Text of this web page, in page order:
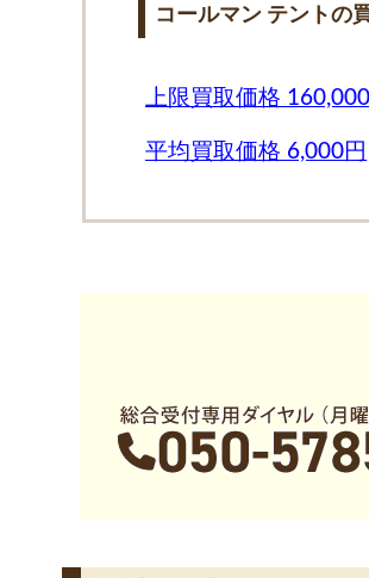
コールマン テントの
上限買取価格
平均買取価格 6,000円